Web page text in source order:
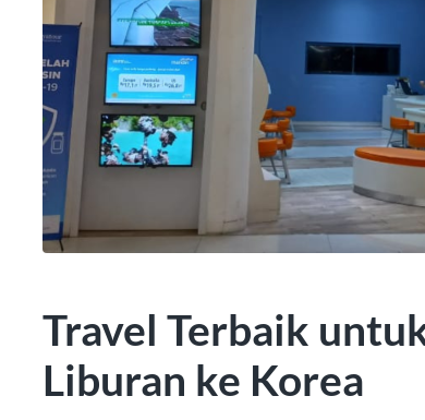
Travel Terbaik
Liburan ke Korea